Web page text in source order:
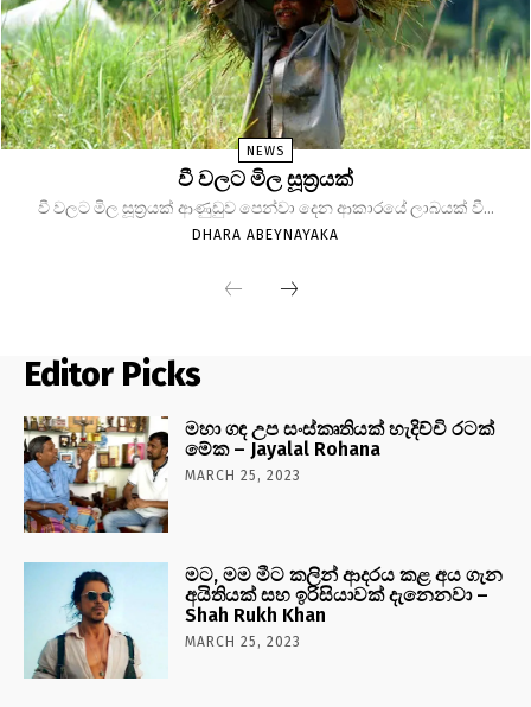
NEWS
වී වලට මිල සූත්‍රයක්
වී වලට මිල සූත්‍රයක් ආණුඩුව පෙන්වා දෙන ආකාරයේ ලාබයක් වී...
DHARA ABEYNAYAKA
Editor Picks
මහා ගඳ උප සංස්කෘතියක් හැදිච්චි රටක්
මේක – Jayalal Rohana
MARCH 25, 2023
මට, මම මීට කලින් ආදරය කළ අය ගැන
අයිතියක් සහ ඉරිසියාවක් දැනෙනවා –
Shah Rukh Khan
MARCH 25, 2023